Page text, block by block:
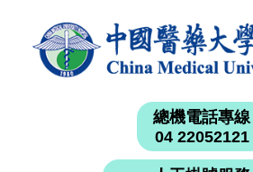
總機電話專線
04 22052121